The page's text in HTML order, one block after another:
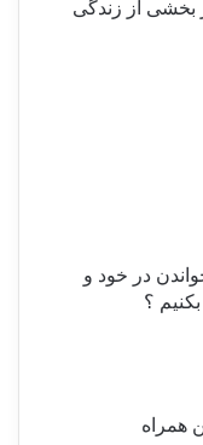
بخشی از زندگی
در خود و
؟
همراه